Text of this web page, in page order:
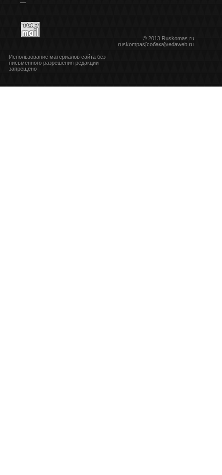
© 2013 Ruskomas.ru
ruskompas[собака]vedaweb.ru
Использование материалов сайта без
письменного разрешения редакции
запрещено